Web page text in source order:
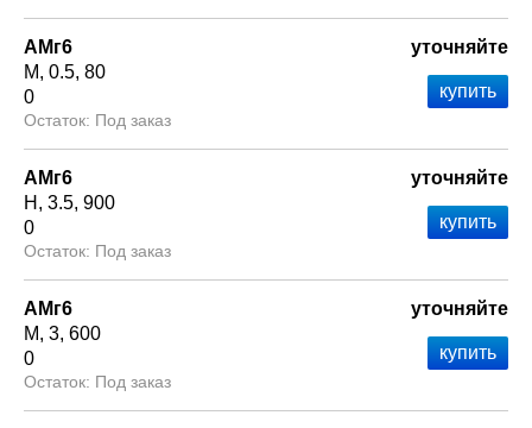
АМг6
М 0.5 80
0
Под заказ
уточняйте
АМг6
Н
3.5 900
0
Под заказ
уточняйте
АМг6
М 3 600
0
Под заказ
уточняйте